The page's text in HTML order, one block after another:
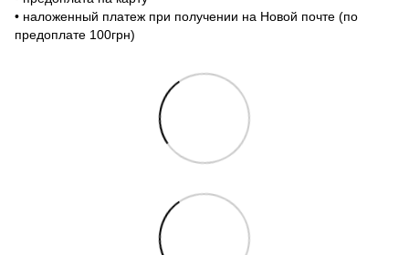
• наложенный платеж при получении на Новой почте (по
предоплате 100грн)